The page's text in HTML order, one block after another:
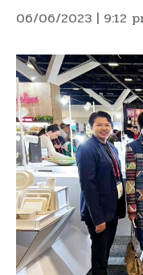
06/06/2023 | 9:12